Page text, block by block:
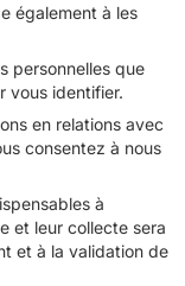
également à les
personnelles que
vous identifier.
en relations avec
consentez à nous
à
et leur collecte sera
et à la validation de